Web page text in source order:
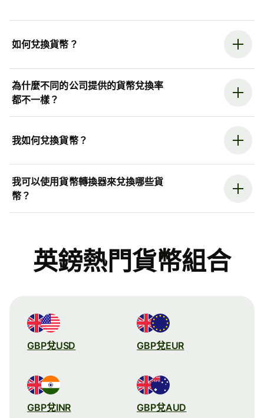
如何兌換貨幣？
為什麼不同的公司提供的貨幣兌換率
都不一樣？
我如何兌換貨幣？
我可以使用貨幣轉換器來兌換哪些貨
幣？
英鎊熱門貨幣組合
GBP兌USD GBP兌EUR
GBP兌INR GBP兌AUD